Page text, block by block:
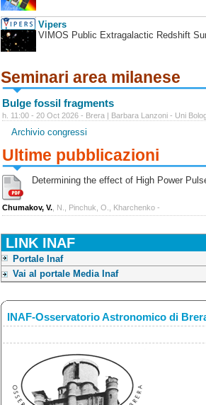
Vipers
VIMOS Public Extragalactic Redshift
Seminari area milanese
Bulge fossil fragments
h. 11:00 - 20 Oct 2026 - Brera | Barbara Lanzoni - Uni
Archivio congressi
Ultime pubblicazioni
Determining the effect of High Power
Chumakov, V. , N., Pinchuk, O., Kharchenko -
LINK INAF
Portale Inaf
Vai al portale Media Inaf
INAF-Osservatorio Astronomico di